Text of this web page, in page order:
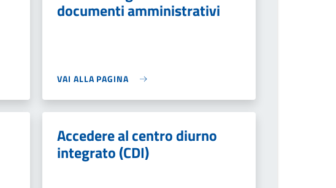
documenti amministrativi
VAI ALLA PAGINA
Accedere al centro diurno
integrato (CDI)